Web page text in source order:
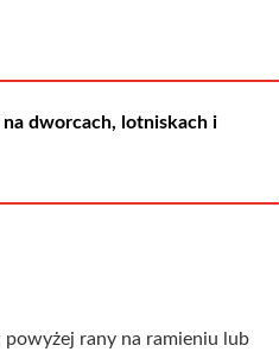
dworcach, lotniskach i
rany na ramieniu lub